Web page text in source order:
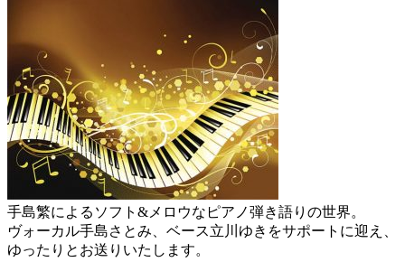
手島繁によるソフト&メロウなピアノ弾き語りの世界。
ヴォーカル手島さとみ、ベース立川ゆきをサポートに迎え、
ゆったりとお送りいたします。